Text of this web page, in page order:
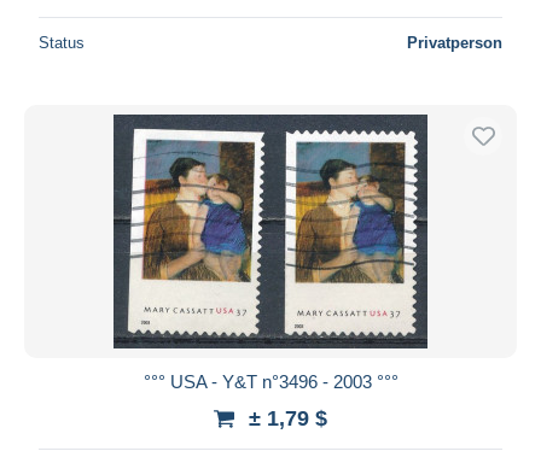
Status Privatperson
°°° USA - Y&T n°3496 - 2003 °°°
± 1,79 $